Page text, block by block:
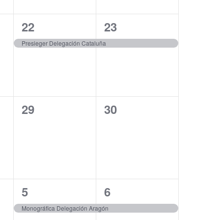
1
evento,
22
Presieger Delegación Cataluña
1
evento,
23
0
29
0
30
1
evento,
5
Monográfica Delegación Aragón
1
evento,
6